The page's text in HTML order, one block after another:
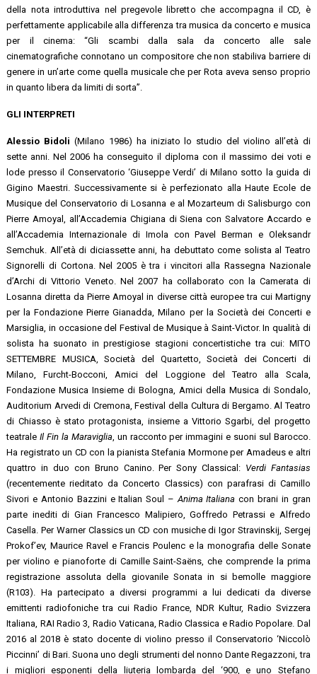
della nota introduttiva nel pregevole libretto che accompagna il CD, è
perfettamente applicabile alla differenza tra musica da concerto e musica
per il cinema: “Gli scambi dalla sala da concerto alle sale
cinematografiche connotano un compositore che non stabiliva barriere di
genere in un’arte come quella musicale che per Rota aveva senso proprio
in quanto libera da limiti di sorta”.
GLI INTERPRETI
Alessio Bidoli(Milano 1986) ha iniziato lo studio del violino all’età di
sette anni. Nel 2006 ha conseguito il diploma con il massimo dei voti e
lode presso il Conservatorio ‘Giuseppe Verdi’ di Milano sotto la guida di
Gigino Maestri. Successivamente si è perfezionato alla Haute Ecole de
Musique del Conservatorio di Losanna e al Mozarteum di Salisburgo con
Pierre Amoyal, all’Accademia Chigiana di Siena con Salvatore Accardo e
all’Accademia Internazionale di Imola con Pavel Berman e Oleksandr
Semchuk. All’età di diciassette anni, ha debuttato come solista al Teatro
Signorelli di Cortona. Nel 2005 è tra i vincitori alla Rassegna Nazionale
d’Archi di Vittorio Veneto. Nel 2007 ha collaborato con la Camerata di
Losanna diretta da Pierre Amoyal in diverse città europee tra cui Martigny
per la Fondazione Pierre Gianadda, Milano per la Società dei Concerti e
Marsiglia, in occasione del Festival de Musique à Saint-Victor. In qualità di
solista ha suonato in prestigiose stagioni concertistiche tra cui: MITO
SETTEMBRE MUSICA, Società del Quartetto, Società dei Concerti di
Milano, Furcht-Bocconi, Amici del Loggione del Teatro alla Scala,
Fondazione Musica Insieme di Bologna, Amici della Musica di Sondalo,
Auditorium Arvedi di Cremona, Festival della Cultura di Bergamo. Al Teatro
di Chiasso è stato protagonista, insieme a Vittorio Sgarbi, del progetto
teatraleIl Fin la Maraviglia , un racconto per immagini e suoni sul Barocco.
Ha registrato un CD con la pianista Stefania Mormone per Amadeus e altri
quattro in duo con Bruno Canino. Per Sony Classical: Verdi Fantasias
(recentemente rieditato da Concerto Classics) con parafrasi di Camillo
Sivori e Antonio Bazzini e Italian Soul – Anima Italiana con brani in gran
parte inediti di Gian Francesco Malipiero, Goffredo Petrassi e Alfredo
Casella. Per Warner Classics un CD con musiche di Igor Stravinskij, Sergej
Prokof’ev, Maurice Ravel e Francis Poulenc e la monografia delle Sonate
per violino e pianoforte di Camille Saint-Saëns, che comprende la prima
registrazione assoluta della giovanile Sonata in si bemolle maggiore
(R103). Ha partecipato a diversi programmi a lui dedicati da diverse
emittenti radiofoniche tra cui Radio France, NDR Kultur, Radio Svizzera
Italiana, RAI Radio 3, Radio Vaticana, Radio Classica e Radio Popolare. Dal
2016 al 2018 è stato docente di violino presso il Conservatorio ‘Niccolò
Piccinni’ di Bari. Suona uno degli strumenti del nonno Dante Regazzoni, tra
i migliori esponenti della liuteria lombarda del ‘900, e uno Stefano